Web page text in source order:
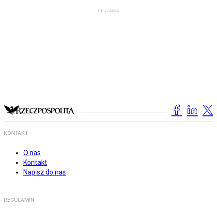
KONTAKT
O nas
Kontakt
Napisz do nas
REGULAMIN